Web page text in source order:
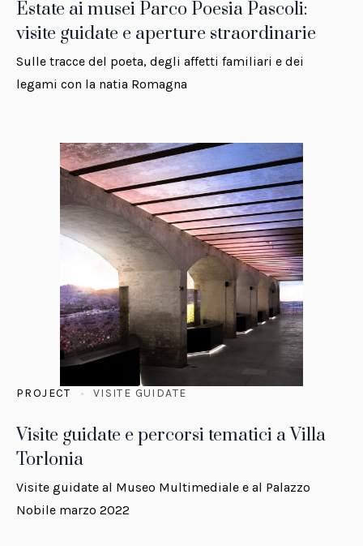
Estate ai musei Parco Poesia Pascoli:
visite guidate e aperture straordinarie
Sulle tracce del poeta, degli affetti familiari e dei
legami con la natia Romagna
PROJECT VISITE GUIDATE
Visite guidate e percorsi tematici a Villa
Torlonia
Visite guidate al Museo Multimediale e al Palazzo
Nobile marzo 2022